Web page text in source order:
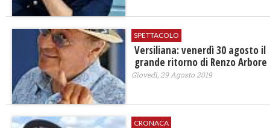
SPETTACOLO
Versiliana: venerdì 30 agosto il
grande ritorno di Renzo Arbore
Giovedì, 29 Agosto 2019
CRONACA